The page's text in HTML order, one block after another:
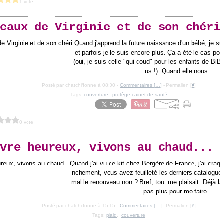
1 vote
de Virginie et de son chéri
Quand j'apprend la future naissance d'un bébé, je
et parfois je le suis encore plus. Ça a été le cas
(oui, je suis celle "qui coud" pour les enfants de
us !). Quand elle nous...
Posté par chatchiffonne à 08:00 - Commentaires [ ] - Permalien [#]
Tags: couverture protège carnet de santé
0 vote
heureux, vivons au chaud...
Quand j'ai vu ce kit chez Bergère de France, j'ai
nchement, vous avez feuilleté les derniers
mal le renouveau non ? Bref, tout me plaisait. Déjà
pas plus pour me faire...
Posté par chatchiffonne à 15:15 - Commentaires [ ] - Permalien [#]
Tags: plaid couverture